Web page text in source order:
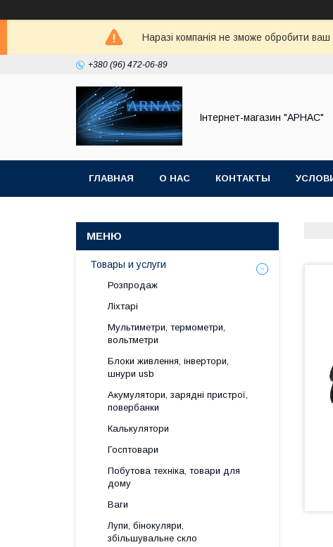
Наразі компанія не зможе обробити
+380 (96) 472-06-89
Інтернет-магазин "АРНАС"
ГЛАВНАЯ О НАС КОНТАКТЫ
Товары и услуги
Розпродаж
Ліхтарі
Мультиметри, термометри,
вольтметри
Блоки живлення, інвертори,
шнури usb
Акумулятори, зарядні пристрої,
повербанки
Калькулятори
Госптовари
Побутова техніка, товари для
дому
Ваги
Лупи, бінокуляри,
збільшувальне скло